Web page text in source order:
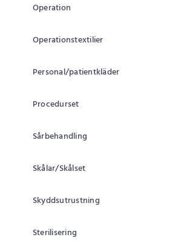
Operation
Operationstextilier
Personal/patientkläder
Procedurset
Sårbehandling
Skålar/Skålset
Skyddsutrustning
Sterilisering